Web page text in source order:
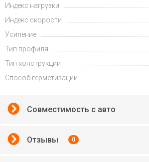
Индекс нагрузки
Индекс скорости
Усиление
Тип профиля
Тип конструкции
Способ герметизации
Совместимость с авто
Отзывы 0